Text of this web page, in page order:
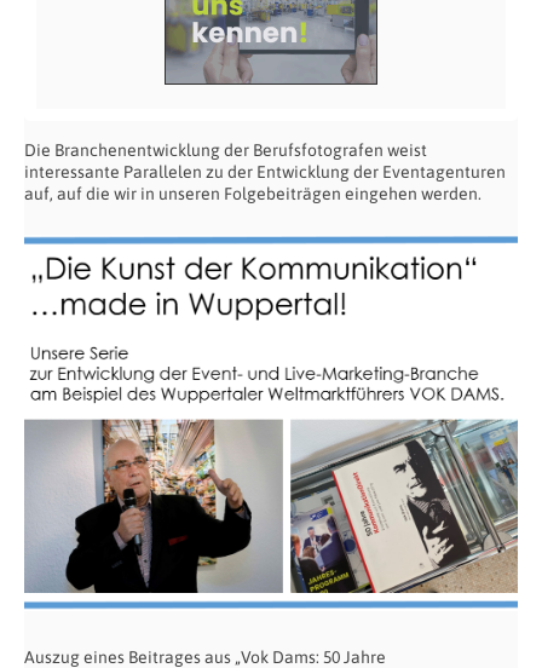
Die Branchenentwicklung der Berufsfotografen weist
interessante Parallelen zu der Entwicklung der Eventagenturen
auf, auf die wir in unseren Folgebeiträgen eingehen werden.
Auszug eines Beitrages aus „Vok Dams: 50 Jahre